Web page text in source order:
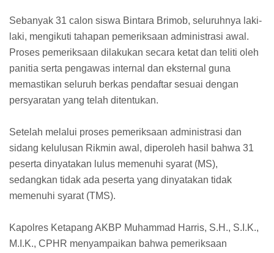
Sebanyak 31 calon siswa Bintara Brimob, seluruhnya laki-
laki, mengikuti tahapan pemeriksaan administrasi awal.
Proses pemeriksaan dilakukan secara ketat dan teliti oleh
panitia serta pengawas internal dan eksternal guna
memastikan seluruh berkas pendaftar sesuai dengan
persyaratan yang telah ditentukan.
Setelah melalui proses pemeriksaan administrasi dan
sidang kelulusan Rikmin awal, diperoleh hasil bahwa 31
peserta dinyatakan lulus memenuhi syarat (MS),
sedangkan tidak ada peserta yang dinyatakan tidak
memenuhi syarat (TMS).
Kapolres Ketapang AKBP Muhammad Harris, S.H., S.I.K.,
M.I.K., CPHR menyampaikan bahwa pemeriksaan